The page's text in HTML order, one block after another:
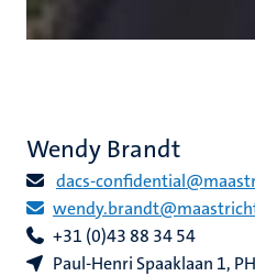
Wendy Brandt
dacs-
+31 (0)43 88 34 54
Paul-Henri Spaaklaan 1,